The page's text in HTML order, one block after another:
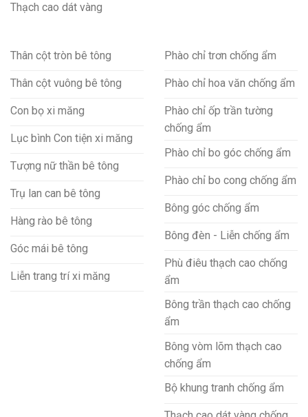
Thạch cao dát vàng
Thân cột tròn bê tông
Thân cột vuông bê tông
Con bọ xi măng
Lục bình Con tiện xi măng
Tượng nữ thần bê tông
Trụ lan can bê tông
Hàng rào bê tông
Góc mái bê tông
Liễn trang trí xi măng
Phào chỉ trơn chống ẩm
Phào chỉ hoa văn chống ẩm
Phào chỉ ốp trần tường
chống ẩm
Phào chỉ bo góc chống ẩm
Phào chỉ bo cong chống ẩm
Bông góc chống ẩm
Bông đèn - Liễn chống ẩm
Phù điêu thạch cao chống
ẩm
Bông trần thạch cao chống
ẩm
Bông vòm lõm thạch cao
chống ẩm
Bộ khung tranh chống ẩm